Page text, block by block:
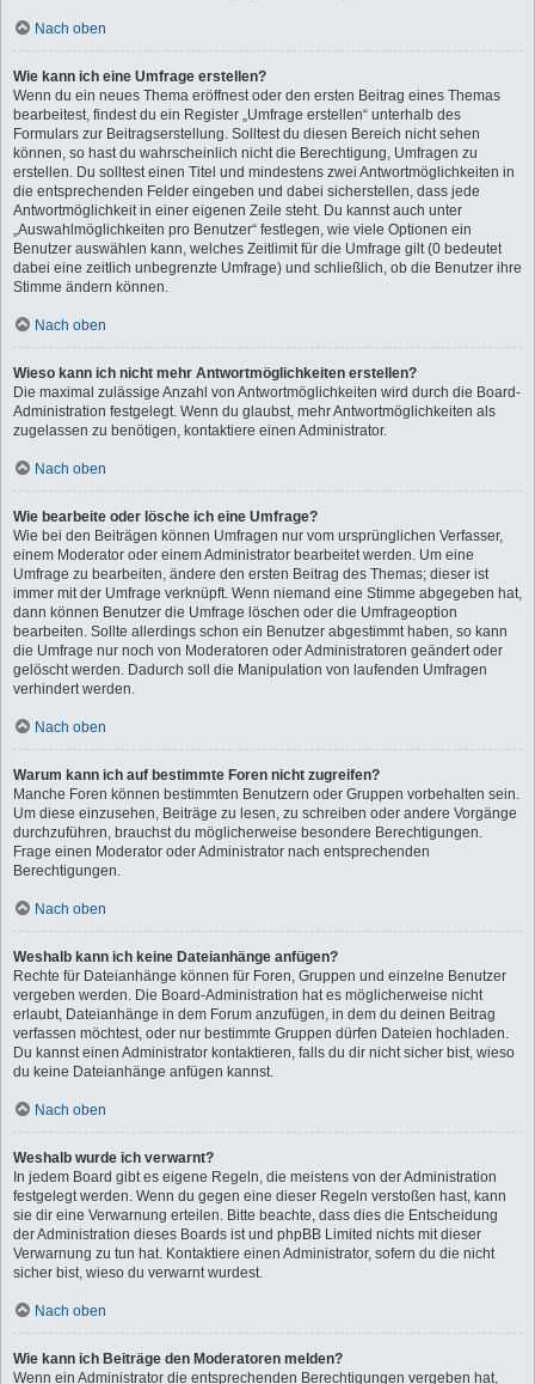
Nach oben
Wie kann ich eine Umfrage erstellen?
Wenn du ein neues Thema eröffnest oder den ersten Beitrag eines Themas
bearbeitest, findest du ein Register „Umfrage erstellen“ unterhalb des
Formulars zur Beitragserstellung. Solltest du diesen Bereich nicht sehen
können, so hast du wahrscheinlich nicht die Berechtigung, Umfragen zu
erstellen. Du solltest einen Titel und mindestens zwei Antwortmöglichkeiten in
die entsprechenden Felder eingeben und dabei sicherstellen, dass jede
Antwortmöglichkeit in einer eigenen Zeile steht. Du kannst auch unter
„Auswahlmöglichkeiten pro Benutzer“ festlegen, wie viele Optionen ein
Benutzer auswählen kann, welches Zeitlimit für die Umfrage gilt (0 bedeutet
dabei eine zeitlich unbegrenzte Umfrage) und schließlich, ob die Benutzer ihre
Stimme ändern können.
Nach oben
Wieso kann ich nicht mehr Antwortmöglichkeiten erstellen?
Die maximal zulässige Anzahl von Antwortmöglichkeiten wird durch die Board-
Administration festgelegt. Wenn du glaubst, mehr Antwortmöglichkeiten als
zugelassen zu benötigen, kontaktiere einen Administrator.
Nach oben
Wie bearbeite oder lösche ich eine Umfrage?
Wie bei den Beiträgen können Umfragen nur vom ursprünglichen Verfasser,
einem Moderator oder einem Administrator bearbeitet werden. Um eine
Umfrage zu bearbeiten, ändere den ersten Beitrag des Themas; dieser ist
immer mit der Umfrage verknüpft. Wenn niemand eine Stimme abgegeben hat,
dann können Benutzer die Umfrage löschen oder die Umfrageoption
bearbeiten. Sollte allerdings schon ein Benutzer abgestimmt haben, so kann
die Umfrage nur noch von Moderatoren oder Administratoren geändert oder
gelöscht werden. Dadurch soll die Manipulation von laufenden Umfragen
verhindert werden.
Nach oben
Warum kann ich auf bestimmte Foren nicht zugreifen?
Manche Foren können bestimmten Benutzern oder Gruppen vorbehalten sein.
Um diese einzusehen, Beiträge zu lesen, zu schreiben oder andere Vorgänge
durchzuführen, brauchst du möglicherweise besondere Berechtigungen.
Frage einen Moderator oder Administrator nach entsprechenden
Berechtigungen.
Nach oben
Weshalb kann ich keine Dateianhänge anfügen?
Rechte für Dateianhänge können für Foren, Gruppen und einzelne Benutzer
vergeben werden. Die Board-Administration hat es möglicherweise nicht
erlaubt, Dateianhänge in dem Forum anzufügen, in dem du deinen Beitrag
verfassen möchtest, oder nur bestimmte Gruppen dürfen Dateien hochladen.
Du kannst einen Administrator kontaktieren, falls du dir nicht sicher bist, wieso
du keine Dateianhänge anfügen kannst.
Nach oben
Weshalb wurde ich verwarnt?
In jedem Board gibt es eigene Regeln, die meistens von der Administration
festgelegt werden. Wenn du gegen eine dieser Regeln verstoßen hast, kann
sie dir eine Verwarnung erteilen. Bitte beachte, dass dies die Entscheidung
der Administration dieses Boards ist und phpBB Limited nichts mit dieser
Verwarnung zu tun hat. Kontaktiere einen Administrator, sofern du die nicht
sicher bist, wieso du verwarnt wurdest.
Nach oben
Wie kann ich Beiträge den Moderatoren melden?
Wenn ein Administrator die entsprechenden Berechtigungen vergeben hat,